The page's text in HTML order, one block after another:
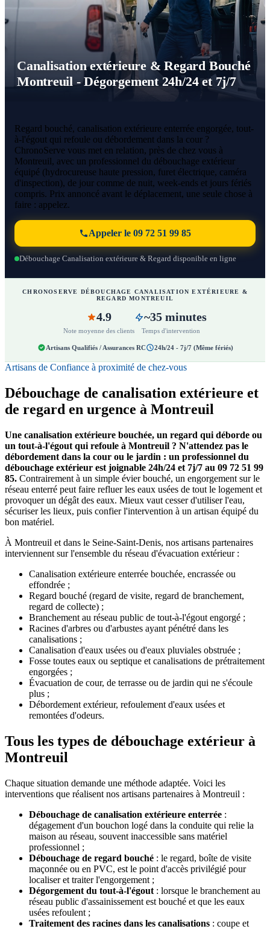
Canalisation extérieure & Regard Bouché
Montreuil - Dégorgement 24h/24 et 7j/7
Regard bouché, canalisation extérieure enterrée engorgée, tout-
à-l'égout qui refoule ou débordement dans la cour ?
ChronoServe vous met en relation, près de chez vous à
Montreuil, avec un professionnel du débouchage extérieur
équipé (hydrocureuse haute pression, furet électrique, caméra
d'inspection), de jour comme de nuit, week-ends et jours fériés
compris. Prix annoncé avant le déplacement, une seule chose à
faire : appelez.
Appeler le 09 72 51 99 85
Débouchage Canalisation extérieure & Regard disponible en ligne
CHRONOSERVE DÉBOUCHAGE CANALISATION EXTÉRIEURE &
REGARD MONTREUIL
4.9
Note moyenne des clients
~35 minutes
Temps d'intervention
Artisans Qualifiés / Assurances RC 24h/24 - 7j/7 (Même fériés)
Artisans de Confiance à proximité de chez-vous
Débouchage de canalisation extérieure et
de regard en urgence à Montreuil
Une canalisation extérieure bouchée, un regard qui déborde ou
un tout-à-l'égout qui refoule à Montreuil ? N'attendez pas le
débordement dans la cour ou le jardin : un professionnel du
débouchage extérieur est joignable 24h/24 et 7j/7 au 09 72 51 99
85. Contrairement à un simple évier bouché, un engorgement sur le
réseau enterré peut faire refluer les eaux usées de tout le logement et
provoquer un dégât des eaux. Mieux vaut cesser d'utiliser l'eau,
sécuriser les lieux, puis confier l'intervention à un artisan équipé du
bon matériel.
À Montreuil et dans le Seine-Saint-Denis, nos artisans partenaires
interviennent sur l'ensemble du réseau d'évacuation extérieur :
Canalisation extérieure enterrée bouchée, encrassée ou
effondrée ;
Regard bouché (regard de visite, regard de branchement,
regard de collecte) ;
Branchement au réseau public de tout-à-l'égout engorgé ;
Racines d'arbres ou d'arbustes ayant pénétré dans les
canalisations ;
Canalisation d'eaux usées ou d'eaux pluviales obstruée ;
Fosse toutes eaux ou septique et canalisations de prétraitement
engorgées ;
Évacuation de cour, de terrasse ou de jardin qui ne s'écoule
plus ;
Débordement extérieur, refoulement d'eaux usées et
remontées d'odeurs.
Tous les types de débouchage extérieur à
Montreuil
Chaque situation demande une méthode adaptée. Voici les
interventions que réalisent nos artisans partenaires à Montreuil :
Débouchage de canalisation extérieure enterrée :
dégagement d'un bouchon logé dans la conduite qui relie la
maison au réseau, souvent inaccessible sans matériel
professionnel ;
Débouchage de regard bouché : le regard, boîte de visite
maçonnée ou en PVC, est le point d'accès privilégié pour
localiser et traiter l'engorgement ;
Dégorgement du tout-à-l'égout : lorsque le branchement au
réseau public d'assainissement est bouché et que les eaux
usées refoulent ;
Traitement des racines dans les canalisations : coupe et